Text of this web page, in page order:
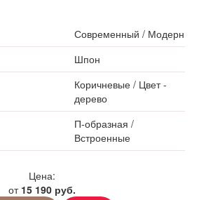
Современный / Модерн
Шпон
Коричневые/ Цвет -
дерево
П-образная /
Встроенные
Цена:
от 15 190 руб.